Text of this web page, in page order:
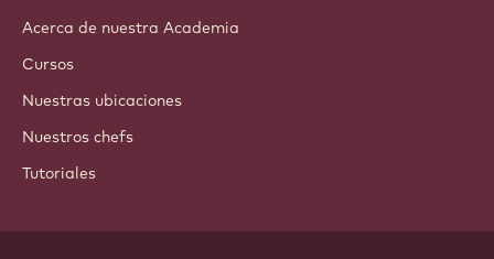
Acerca de nuestra Academia
Cursos
Nuestras ubicaciones
Nuestros chefs
Tutoriales